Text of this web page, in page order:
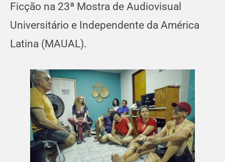
Ficção na 23ª Mostra de Audiovisual
Universitário e Independente da América
Latina (MAUAL).